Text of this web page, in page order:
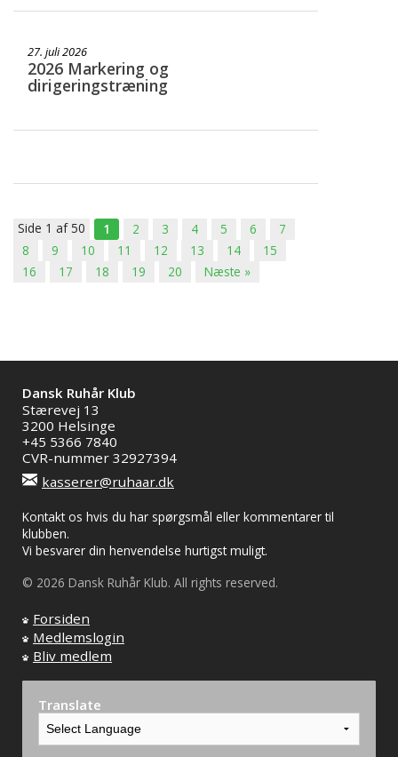
27. juli 2026
2026 Markering og
dirigeringstræning
Side 1 af 50 1 2 3 4 5 6
7
8
9 10 11 12 13 14
15
16
17 18 19 20 Næste »
Dansk Ruhår Klub
Stærevej 13
3200 Helsinge
+45 5366 7840
CVR-nummer 32927394
kasserer@ruhaar.dk
Kontakt os hvis du har spørgsmål eller kommentarer til
klubben.
Vi besvarer din henvendelse hurtigst muligt.
© 2026 Dansk Ruhår Klub. All rights reserved.
Forsiden
Medlemslogin
Bliv medlem
Translate